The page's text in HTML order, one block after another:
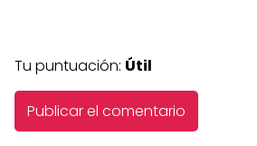
Tu puntuación: Útil